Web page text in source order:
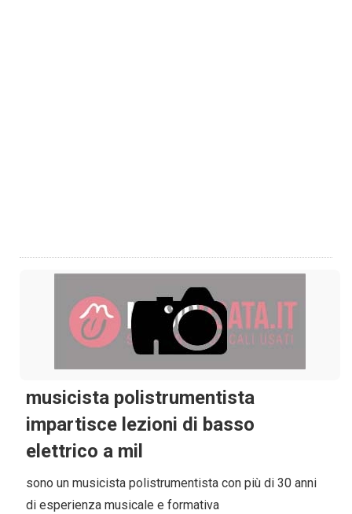
musicista polistrumentista
impartisce lezioni di basso
elettrico a mil
sono un musicista polistrumentista con più di 30 anni
di esperienza musicale e formativa